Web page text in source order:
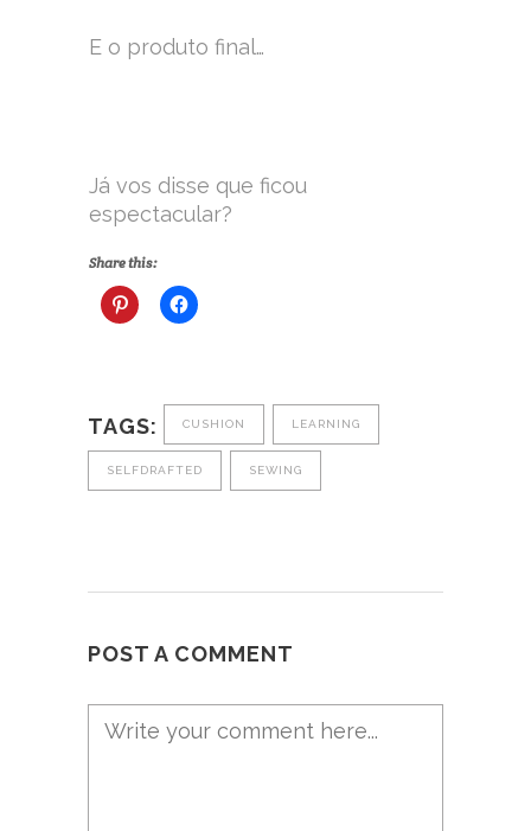
E o produto final…
Já vos disse que ficou
espectacular?
Share this:
TAGS: CUSHION LEARNING
SELFDRAFTED SEWING
POST A COMMENT